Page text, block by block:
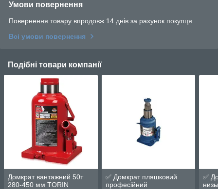
Умови повернення
Повернення товару впродовж 14 днів за рахунок покупця
Всі умови повернення
Подібні товари компанії
Домкрат вантажний 50т
280-450 мм TORIN
✅ Домкрат пляшковий
професійний
✅